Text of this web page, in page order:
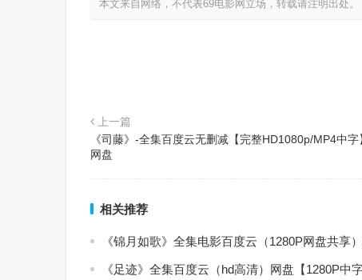
本文来自网络，不代表69电影网立场，转载请注明出处。
上一篇
《司藤》-全集百度云无删减【完整HD1080p/MP4中字
网盘
相关推荐
《锦月如歌》全集电影百度云（1280P网盘共享
《足迹》全集百度云（hd高清）网盘【1280P中